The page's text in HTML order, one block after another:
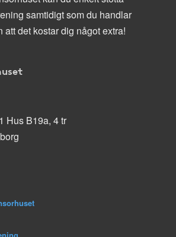
samtidigt som du handlar
att det kostar dig något extra!
Hus B19a, 4 tr